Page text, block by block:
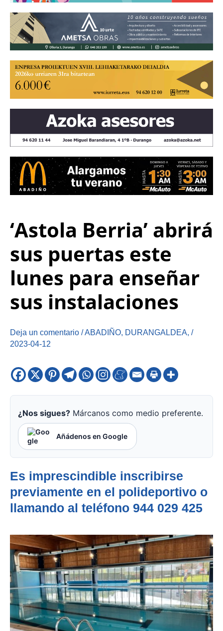
‘Astola Berria’ abrirá
sus puertas este
lunes para enseñar
sus instalaciones
Deja un comentario /ABADIÑO, DURANGALDEA, /
2023-04-12
¿Nos sigues? Márcanos como medio preferente.
Añádenos en Google
Es imprescindible inscribirse
previamente en el polideportivo o
llamando al teléfono 944 029 425​